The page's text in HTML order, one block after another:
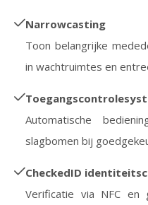
Narrowcasting
Toon belangrijke
in wachtruimtes en
Automatische
slagbomen bij
CheckedID
Verificatie via NFC en